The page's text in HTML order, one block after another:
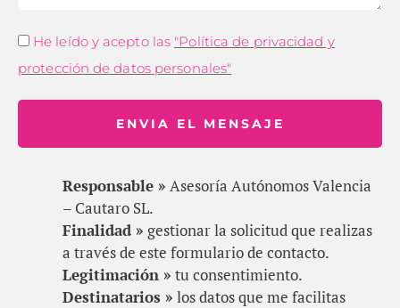
He leído y acepto las "Política de privacidad y
protección de datos personales"
ENVIA EL MENSAJE
Responsable » Asesoría Autónomos Valencia
– Cautaro SL.
Finalidad » gestionar la solicitud que realizas
a través de este formulario de contacto.
Legitimación » tu consentimiento.
Destinatarios » los datos que me facilitas